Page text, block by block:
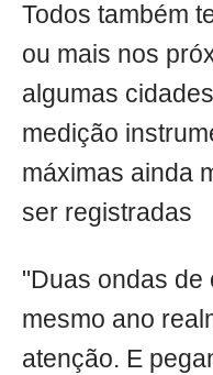
Todos também
ou mais nos
algumas
medição
máximas ainda
ser registradas
"Duas ondas de
mesmo ano
atenção. E